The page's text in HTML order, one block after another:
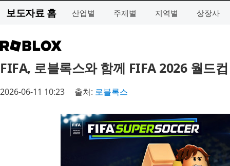
보도자료 홈 산업별 주제별 지역별 상장사
FIFA, 로블록스와 함께 FIFA 2026 월드
2026-06-11 10:23 출처: 로블록스